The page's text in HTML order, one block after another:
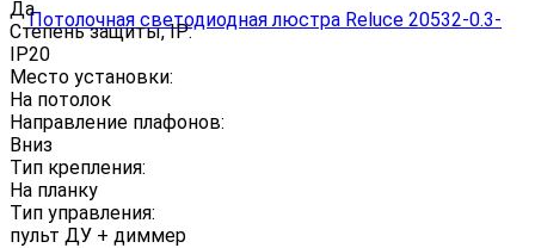
Да
Степень защиты, IP:
IP20
Место установки:
На потолок
Направление плафонов:
Вниз
Тип крепления:
На планку
Тип управления:
пульт ДУ + диммер